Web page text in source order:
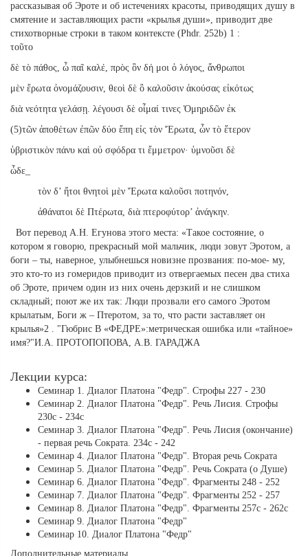
рассказывая об Эроте и об истечениях красоты, приводящих душу в
смятение и заставляющих расти «крылья души», приводит две
стихотворные строки в таком контексте (Phdr. 252b) 1 :
τοῦτο
δὲ τὸ πάθος, ὦ παῖ καλέ, πρὸς ὃν δή μοι ὁ λόγος, ἄνθρωποι
μὲν ἔρωτα ὀνομάζουσιν, θεοὶ δὲ ὃ καλοῦσιν ἀκούσας εἰκότως
διὰ νεότητα γελάσῃ. λέγουσι δὲ οἶμαί τινες Ὁμηριδῶν ἐκ
(5)τῶν ἀποθέτων ἐπῶν δύο ἔπη εἰς τὸν Ἔρωτα, ὧν τὸ ἕτερον
ὑβριστικὸν πάνυ καὶ οὐ σφόδρα τι ἔμμετρον· ὑμνοῦσι δὲ
ὧδε_
τὸν δ’ ἤτοι θνητοὶ μὲν Ἔρωτα καλοῦσι ποτηνόν,
ἀθάνατοι δὲ Πτέρωτα, διὰ πτεροφύτορ’ ἀνάγκην.
Вот перевод А.Н. Егунова этого места: «Такое состояние, о
котором я говорю, прекрасный мой мальчик, люди зовут Эротом, а
боги – ты, наверное, улыбнешься новизне прозвания: по-мое- му,
это кто-то из гомеридов приводит из отвергаемых песен два стиха
об Эроте, причем один из них очень дерзкий и не слишком
складный; поют же их так: Люди прозвали его самого Эротом
крылатым, Боги ж – Птеротом, за то, что расти заставляет он
крылья»2 . "Гюбрис В «ФЕДРЕ»:метрическая ошибка или «тайное»
имя?"И.А. ПРОТОПОПОВА, А.В. ГАРАДЖА
Лекции курса:
Семинар 1. Диалог Платона "Федр". Строфы 227 - 230
Семинар 2. Диалог Платона "Федр". Речь Лисия. Строфы
230с - 234с
Семинар 3. Диалог Платона "Федр". Речь Лисия (окончание)
- первая речь Сократа. 234с - 242
Семинар 4. Диалог Платона "Федр". Вторая речь Сократа
Семинар 5. Диалог Платона "Федр". Речь Сократа (о Душе)
Семинар 6. Диалог Платона "Федр". Фрагменты 248 - 252
Семинар 7. Диалог Платона "Федр". Фрагменты 252 - 257
Семинар 8. Диалог Платона "Федр". Фрагменты 257с - 262с
Семинар 9. Диалог Платона "Федр"
Семинар 10. Диалог Платона "Федр"
Дополнительные материалы